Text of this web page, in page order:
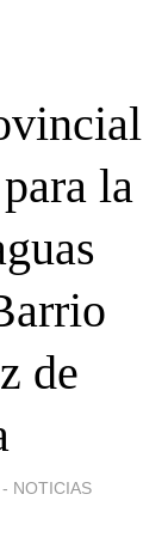
la
de
- NOTICIAS